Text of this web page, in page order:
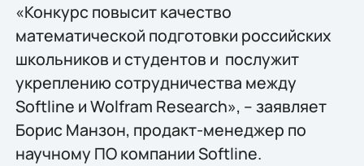
«Конкурс повысит качество
математической подготовки российских
школьников и студентов и послужит
укреплению сотрудничества между
Softline и Wolfram Research», – заявляет
Борис Манзон, продакт-менеджер по
научному ПО компании Softline.